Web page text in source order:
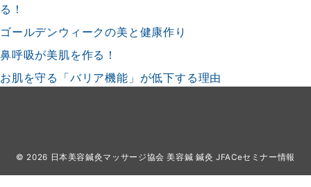
る！
ゴールデンウィークの美と健康作り
鼻呼吸が美肌を作る！
お肌を守る「バリア機能」が低下する理由
© 2026 日本美容鍼灸マッサージ協会 美容鍼 鍼灸 JFACeセミナー情報